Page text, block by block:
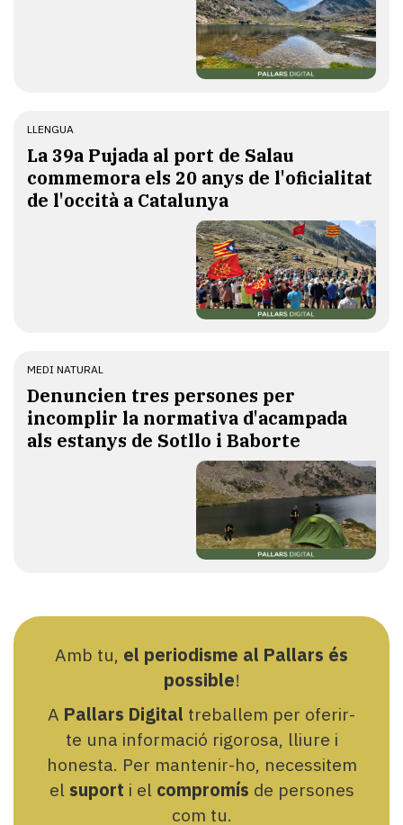
LLENGUA
​La 39a Pujada al port de Salau
commemora els 20 anys de l'oficialitat
de l'occità a Catalunya
MEDI NATURAL
Denuncien tres persones per
incomplir la normativa d'acampada
als estanys de Sotllo i Baborte
Amb tu, el periodisme al Pallars és
possible!
A Pallars Digital treballem per oferir-
te una informació rigorosa, lliure i
honesta. Per mantenir-ho, necessitem
el suport i el compromís de persones
com tu.